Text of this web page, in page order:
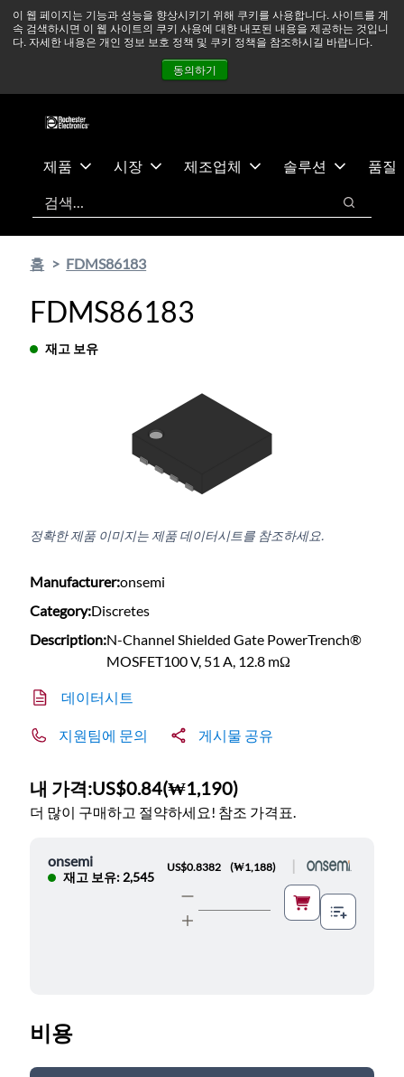
이 웹 페이지는 기능과 성능을 향상시키기 위해 쿠키를 사용합니다. 사이트를 계
속 검색하시면 이 웹 사이트의 쿠키 사용에 대한 내포된 내용을 제공하는 것입니
다. 자세한 내용은 개인 정보 보호 정책 및 쿠키 정책을 참조하시길 바랍니다.
동의하기
츠
건
중동 지역 상황을 지속적으로 주시하고 있으며, 모든 서비스는
정상적으로 운영되고 있습니다. 더 읽어보기 →
뉴스
문의하기
제품 시장 제조업체 솔루션
품질
검색
검색
홈 FDMS86183
FDMS86183
재고 보유
정확한 제품 이미지는 제품 데이터시트를 참조하세요.
Manufacturer:onsemi
Category:Discretes
Description:N-Channel Shielded Gate PowerTrench®
MOSFET100 V, 51 A, 12.8 mΩ
데이터시트
지원팀에 문의 게시물 공유
내 가격:US$0.84(₩1,190)
더 많이 구매하고 절약하세요! 참조 가격표.
onsemi
재고 보유: 2,545
US$0.8382 (₩1,188)
비용